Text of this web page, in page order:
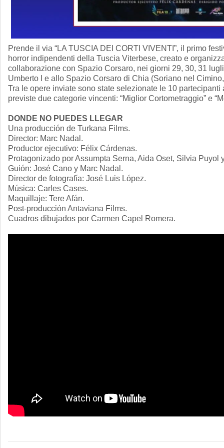
Prende il via “LA TUSCIA DEI CORTI VIVENTI”, il primo
horror indipendenti della Tuscia Viterbese, creato e
collaborazione con Spazio Corsaro, nei giorni 29, 30, 31
Umberto I e allo Spazio Corsaro di Chia (Soriano nel
Tra le opere inviate sono state selezionate le 10 partecipanti
previste due categorie vincenti: “Miglior Cortometraggio” e
DONDE NO PUEDES LLEGAR
Una producción de Turkana Films.
Director: Marc Nadal.
Productor ejecutivo: Félix Cárdenas.
Protagonizado por Assumpta Serna, Aida Oset, Silvia Puyol
Guión: José Cano y Marc Nadal.
Director de fotografía: José Luis López.
Música: Carles Cases.
Maquillaje: Tere Afán.
Post-producción Antaviana Films.
Cuadros dibujados por Carmen Capel Romera.